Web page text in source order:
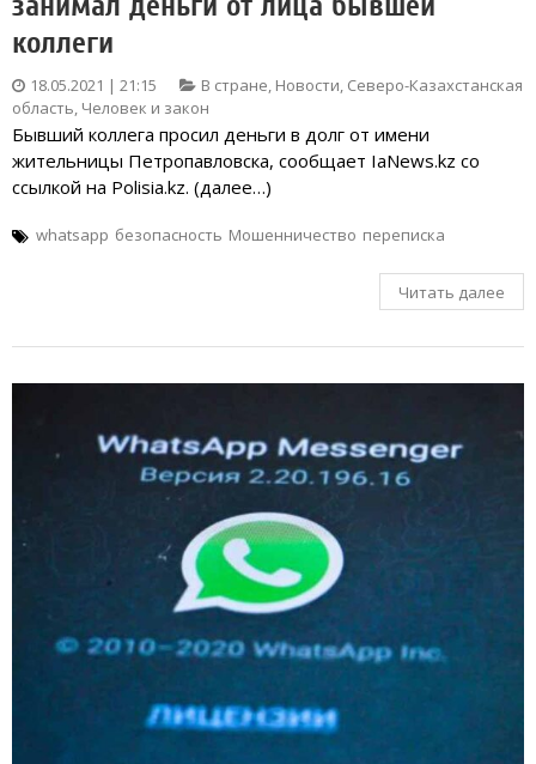
коллеги
18.05.2021 | 21:15 В стране, Новости, Северо-Казахстанская
область, Человек и закон
Бывший коллега просил деньги в долг от имени
жительницы Петропавловска, сообщает IaNews.kz со
ссылкой на Polisia.kz. (далее…)
whatsapp безопасность Мошенничество переписка
Читать далее